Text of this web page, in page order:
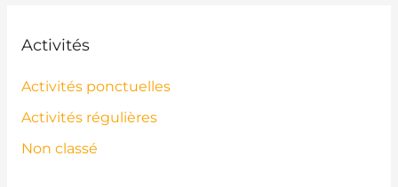
Activités
Activités ponctuelles
Activités régulières
Non classé